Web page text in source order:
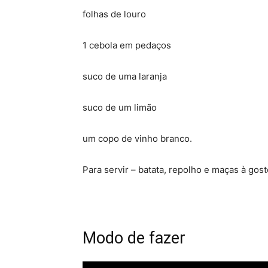
folhas de louro
1 cebola em pedaços
suco de uma laranja
suco de um limão
um copo de vinho branco.
Para servir – batata, repolho e maças à
Modo de fazer